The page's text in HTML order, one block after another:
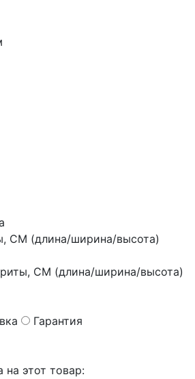
СМ (длина/ширина/высота)
СМ (длина/ширина/высота)
Гарантия
на этот товар: